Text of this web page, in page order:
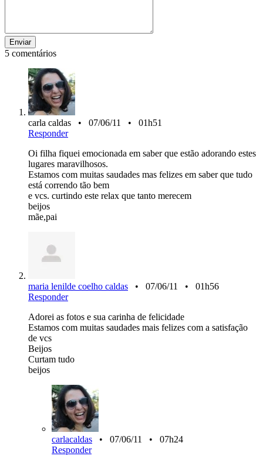
5 comentários
carla caldas • 07/06/11 • 01h51
Responder
Oi filha fiquei emocionada em saber que estão adorando estes
lugares maravilhosos.
Estamos com muitas saudades mas felizes em saber que tudo
está correndo tão bem
e vcs. curtindo este relax que tanto merecem
beijos
mãe,pai
maria lenilde coelho caldas • 07/06/11 • 01h56
Responder
Adorei as fotos e sua carinha de felicidade
Estamos com muitas saudades mais felizes com a satisfação
de vcs
Beijos
Curtam tudo
beijos
carlacaldas • 07/06/11 • 07h24
Responder